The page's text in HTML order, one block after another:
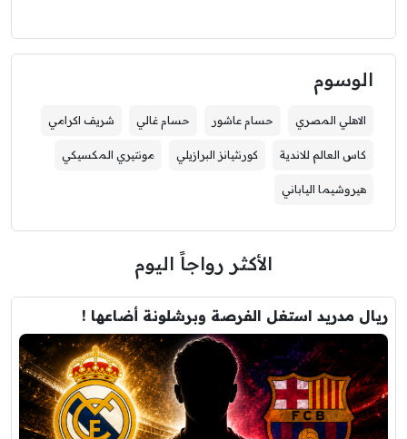
الوسوم
الاهلي المصري حسام عاشور حسام غالي شريف اكرامي
كاس العالم للاندية كورنثيانز البرازيلي مونتيري المكسيكي
هيروشيما الياباني
الأكثر رواجاً اليوم
ريال مدريد استغل الفرصة وبرشلونة أضاعها !